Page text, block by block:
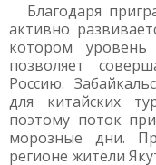
Благодаря
активно
котором
позволяет
Россию.
для китайских
поэтому поток
морозные дни.
регионе жители